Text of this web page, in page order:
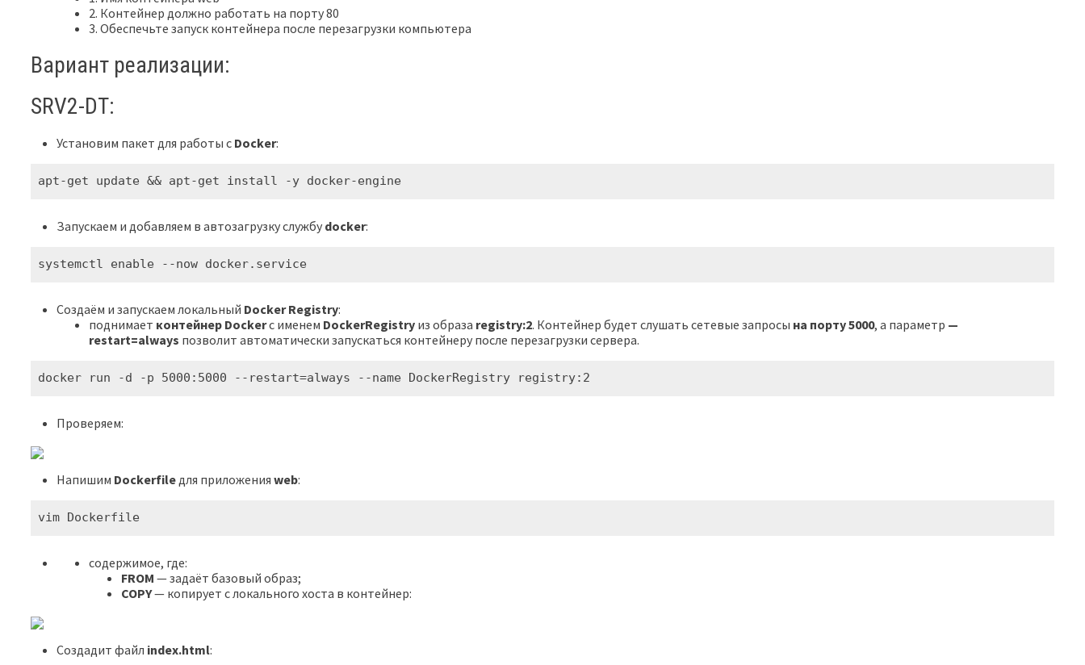
2. Контейнер должно работать на порту 80
3. Обеспечьте запуск контейнера после перезагрузки компьютера
Вариант реализации:
SRV2-DT:
Установим пакет для работы с Docker:
apt-get update && apt-get install -y docker-engine
Запускаем и добавляем в автозагрузку службу docker:
systemctl enable --now docker.service
Создаём и запускаем локальный Docker Registry:
поднимает контейнер Dockerс именем DockerRegistry из образа registry:2. Контейнер будет слушать сетевые запросы на порту 5000, а параметр —
restart=always позволит автоматически запускаться контейнеру после перезагрузки сервера.
docker run -d -p 5000:5000 --restart=always --name DockerRegistry registry:2
Проверяем:
Напишим Dockerfileдля приложенияweb:
vim Dockerfile
содержимое, где:
FROM — задаёт базовый образ;
COPY— копирует с локального хоста в контейнер:
Создадит файл index.html: